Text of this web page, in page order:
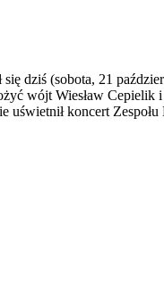
dziś (sobota, 21
wójt Wiesław
uświetnił koncert